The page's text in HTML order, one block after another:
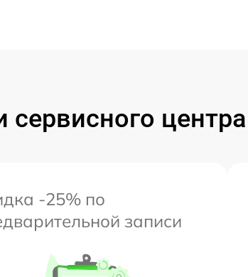
сервисного центра
-25% по
записи